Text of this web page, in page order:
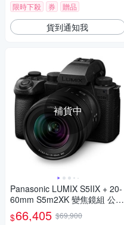
限時下殺
券 贈品
貨到通知我
補貨中
Panasonic LUMIX S5IIX + 20-
60mm S5m2XK 變焦鏡組 公司
貨 DC-S5M2XK
$66,405 $69,900